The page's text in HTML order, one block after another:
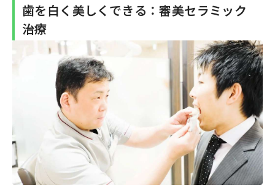
歯を白く美しくできる：審美セラミック
治療